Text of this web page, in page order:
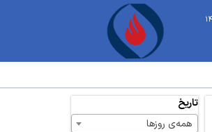
تاریخ
همه‌ی روزها